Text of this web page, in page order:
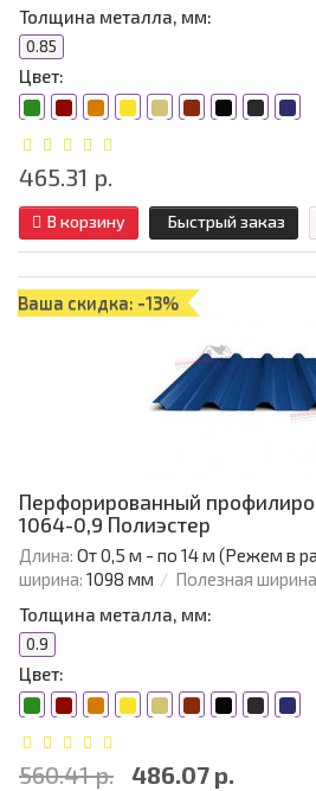
Толщина металла, мм:
0.85
Цвет:
465.31 р.
В корзину Быстрый заказ
Ваша скидка: -13%
Перфорированный
1064-0,9 Полиэстер
Длина: От 0,5 м - по 14 м (Режем в
ширина: 1098 мм Полезная
Толщина металла, мм:
0.9
Цвет:
560.41 р. 486.07 р.